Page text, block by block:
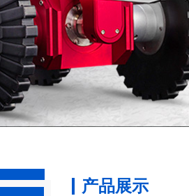
产品展示